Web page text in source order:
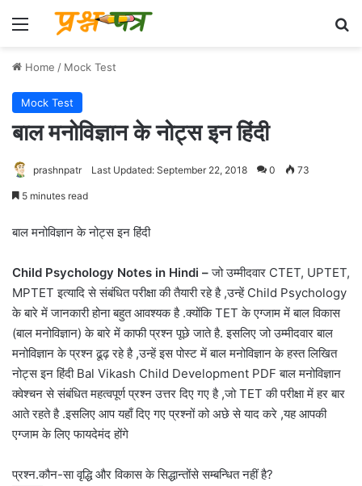
Menu
Home / Mock Test
Mock Test
बाल मनोविज्ञान के नोट्स इन हिंदी
prashnpatr Last Updated: September 22, 2018 0 73
5 minutes read
बाल मनोविज्ञान के नोट्स इन हिंदी
Child Psychology Notes in Hindi –जो उम्मीदवार CTET, UPTET,
MPTET इत्यादि से संबंधित परीक्षा की तैयारी रहे है ,उन्हें Child Psychology
के बारे में जानकारी होना बहुत आवश्यक है .क्योंकि TET के एग्जाम में बाल विकास
(बाल मनोविज्ञान) के बारे में काफी प्रश्न पूछे जाते है. इसलिए जो उम्मीदवार बाल
मनोविज्ञान के प्रश्न ढूढ़ रहे है ,उन्हें इस पोस्ट में बाल मनोविज्ञान के हस्त लिखित
नोट्स इन हिंदी Bal Vikash Child Development PDF बाल मनोविज्ञान
क्वेश्चन से संबंधित महत्वपूर्ण प्रश्न उत्तर दिए गए है ,जो TET की परीक्षा में हर बार
आते रहते है .इसलिए आप यहाँ दिए गए प्रश्नों को अछे से याद करे ,यह आपकी
एग्जाम के लिए फायदेमंद होंगे
प्रश्न.कौन-सा वृद्धि और विकास के सिद्धान्तोंसे सम्बन्धित नहीं है?